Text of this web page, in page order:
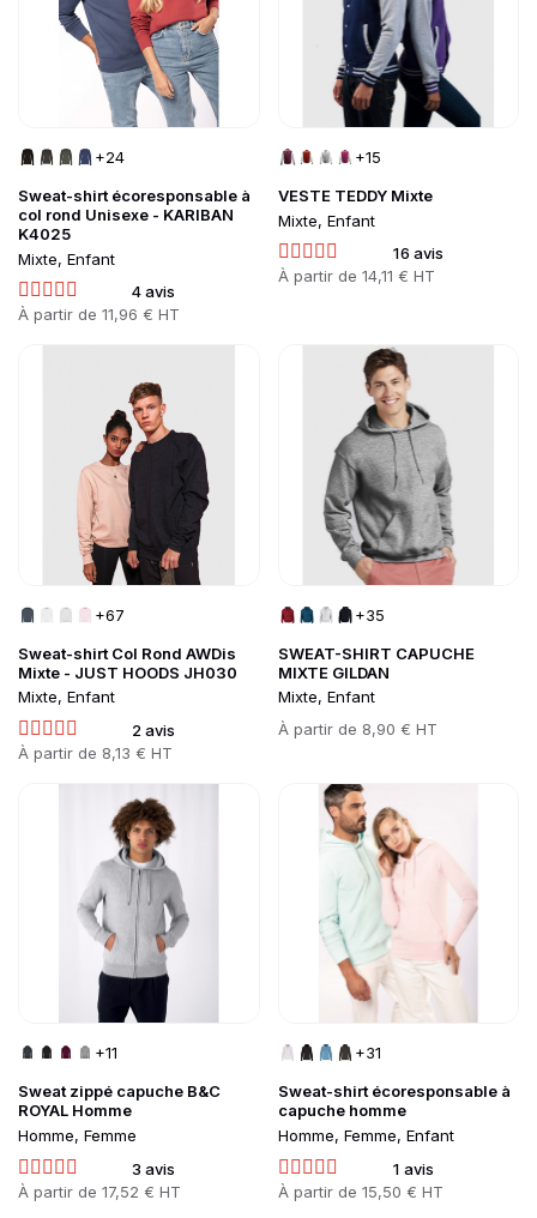
Sweat-shirt écoresponsable à
col rond Unisexe - KARIBAN
K4025
Mixte, Enfant
4 avis
Prix
À partir de 11,96 € HT
+24
VESTE TEDDY Mixte
Mixte, Enfant
16 avis
Prix
À partir de 14,11 € HT
+15
Sweat-shirt Col Rond AWDis
Mixte - JUST HOODS JH030
Mixte, Enfant
2 avis
Prix
À partir de 8,13 € HT
+67
SWEAT-SHIRT CAPUCHE
MIXTE GILDAN
Mixte, Enfant
Prix
À partir de 8,90 € HT
+35
Go to product page
Sweat zippé capuche B&C
ROYAL Homme
Homme, Femme
3 avis
Prix
À partir de 17,52 € HT
+11
Go to product page
Sweat-shirt écoresponsable à
capuche homme
Homme, Femme, Enfant
1 avis
Prix
À partir de 15,50 € HT
+31
Go to product page